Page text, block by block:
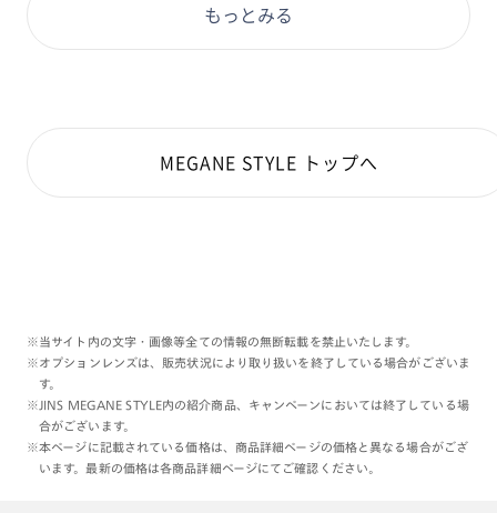
もっとみる
MEGANE STYLE トップへ
※当サイト内の文字・画像等全ての情報の無断転載を禁止いたします。
※オプションレンズは、販売状況により取り扱いを終了している場合がございま
す。
※JINS MEGANE STYLE内の紹介商品、キャンペーンにおいては終了している場
合がございます。
※本ページに記載されている価格は、商品詳細ページの価格と異なる場合がござ
います。最新の価格は各商品詳細ページにてご確認ください。